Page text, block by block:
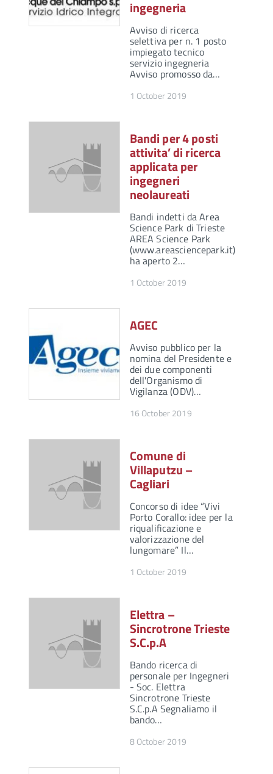
ingegneria
Avviso di ricerca
selettiva per n. 1 posto
impiegato tecnico
servizio ingegneria
Avviso promosso da…
1 October 2019
Bandi per 4 posti
attivita’ di ricerca
applicata per
ingegneri
neolaureati
Bandi indetti da Area
Science Park di Trieste
AREA Science Park
(www.areasciencepark.it)
ha aperto 2…
1 October 2019
AGEC
Avviso pubblico per la
nomina del Presidente e
dei due componenti
dell'Organismo di
Vigilanza (ODV)…
16 October 2019
Comune di
Villaputzu –
Cagliari
Concorso di idee “Vivi
Porto Corallo: idee per la
riqualificazione e
valorizzazione del
lungomare” Il…
1 October 2019
Elettra –
Sincrotrone Trieste
S.C.p.A
Bando ricerca di
personale per Ingegneri
- Soc. Elettra
Sincrotrone Trieste
S.C.p.A Segnaliamo il
bando…
8 October 2019